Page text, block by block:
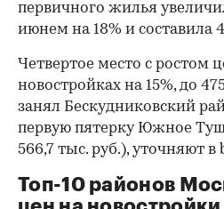
первичного жилья
июнем на 18% и составила
Четвертое место с ростом
новостройках на 15%, до
занял Бескудниковский
первую пятерку Южное
566,7 тыс. руб.), уточняют в
Топ-10 районов